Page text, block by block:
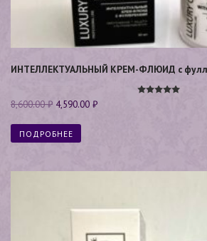
ИНТЕЛЛЕКТУАЛЬНЫЙ КРЕМ-ФЛЮИД с
8,600.00₽ 4,590.00 ₽
ПОДРОБНЕЕ